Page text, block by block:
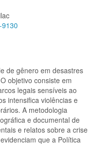
de gênero em desastres
objetivo consiste em
legais sensíveis ao
intensifica violências e
A metodologia
e documental de
e relatos sobre a crise
que a Política